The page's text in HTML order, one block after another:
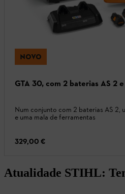
NOVO
GTA 30, com 2 baterias AS 2
Num conjunto com 2 baterias AS 2,
e uma mala de ferramentas
329,00 €
Atualidade STIHL: